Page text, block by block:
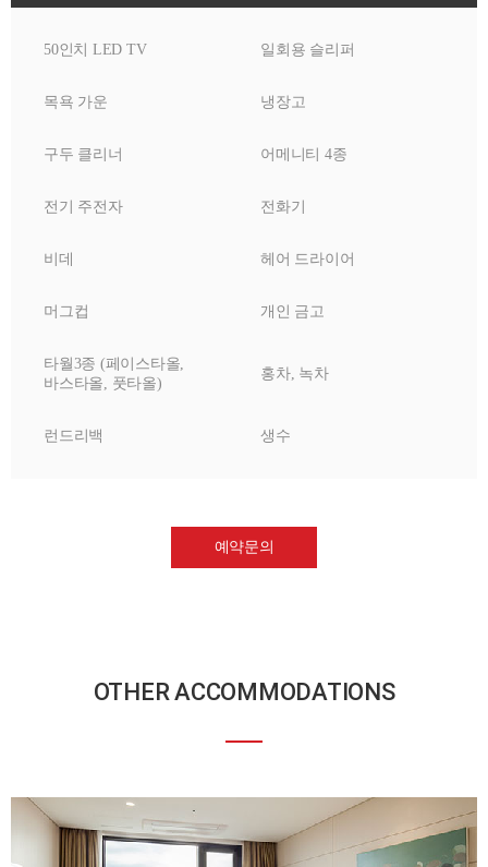
50인치 LED TV 일회용 슬리퍼
목욕 가운 냉장고
구두 클리너 어메니티 4종
전기 주전자 전화기
비데 헤어 드라이어
머그컵 개인 금고
타월3종 (페이스타올,
바스타올, 풋타올)
홍차, 녹차
런드리백 생수
예약문의
OTHER ACCOMMODATIONS